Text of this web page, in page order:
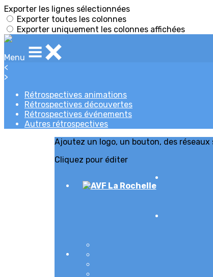
Exporter les lignes sélectionnées
Exporter toutes les colonnes
Exporter uniquement les colonnes affichées
Menu
<
>
Rétrospectives animations
Rétrospectives découvertes
Rétrospectives événements
Autres rétrospectives
Ajoutez un logo, un bouton, des réseaux
Cliquez pour éditer